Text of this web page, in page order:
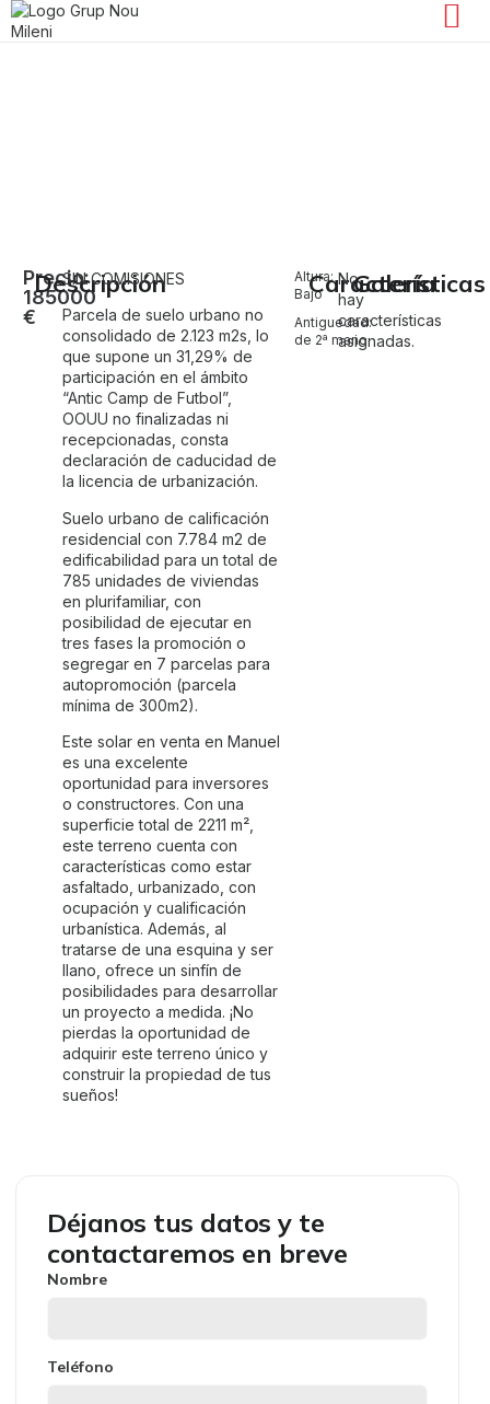
Déjanos tus datos y te
contactaremos en breve
Nombre
Teléfono
Precio:
185000
€
Descripción
SIN COMISIONES
Parcela de suelo urbano no
consolidado de 2.123 m2s, lo
que supone un 31,29% de
participación en el ámbito
“Antic Camp de Futbol”,
OOUU no finalizadas ni
recepcionadas, consta
declaración de caducidad de
la licencia de urbanización.
Suelo urbano de calificación
residencial con 7.784 m2 de
edificabilidad para un total de
785 unidades de viviendas
en plurifamiliar, con
posibilidad de ejecutar en
tres fases la promoción o
segregar en 7 parcelas para
autopromoción (parcela
mínima de 300m2).
Este solar en venta en Manuel
es una excelente
oportunidad para inversores
o constructores. Con una
superficie total de 2211 m²,
este terreno cuenta con
características como estar
asfaltado, urbanizado, con
ocupación y cualificación
urbanística. Además, al
tratarse de una esquina y ser
llano, ofrece un sinfín de
posibilidades para desarrollar
un proyecto a medida. ¡No
pierdas la oportunidad de
adquirir este terreno único y
construir la propiedad de tus
sueños!
Altura:
Bajo
Antiguedad:
de 2ª mano
Características
No
hay
características
asignadas.
Galería